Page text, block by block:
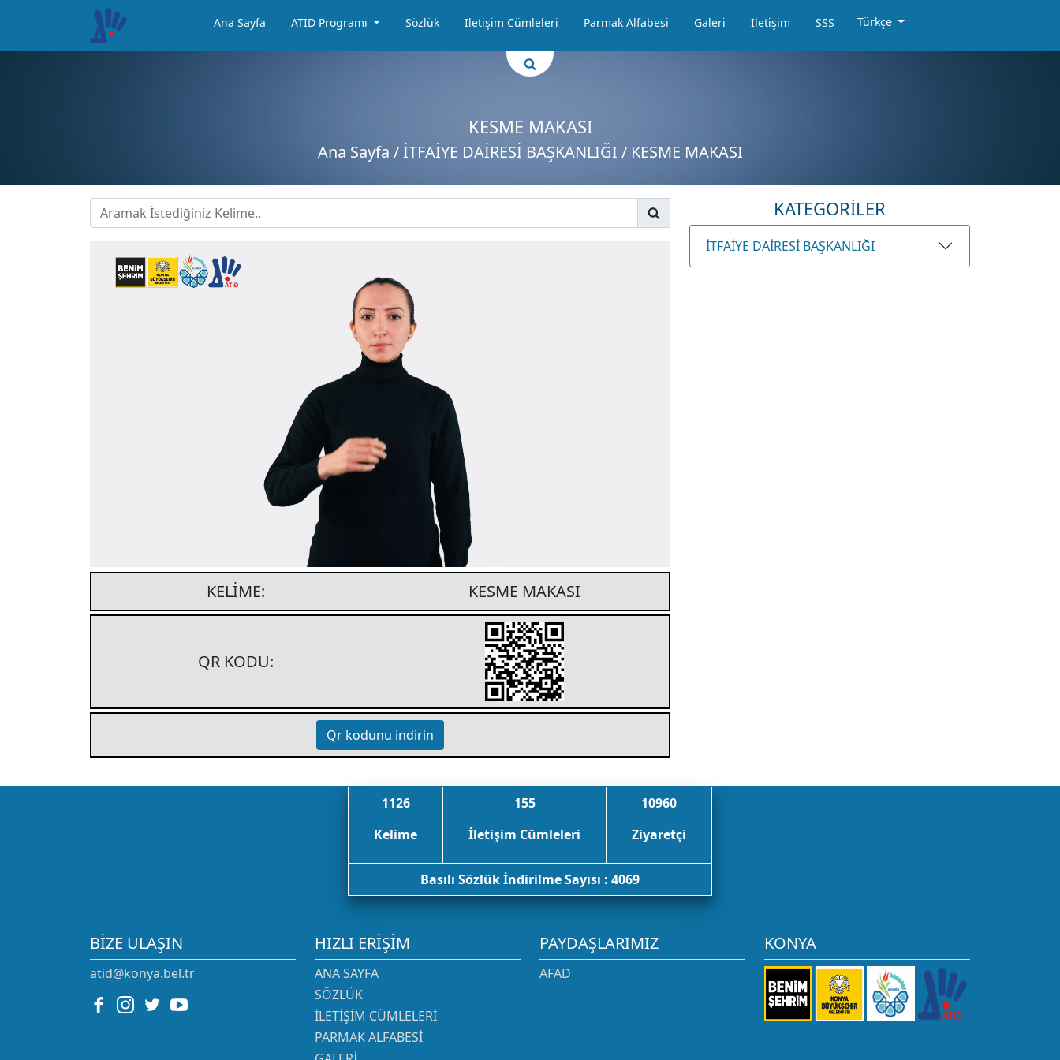
Ana Sayfa ATİD Programı Sözlük İletişim Cümleleri Parmak Alfabesi Galeri İletişim SSS Türkçe
KESME MAKASI
Ana Sayfa / İTFAİYE DAİRESİ BAŞKANLIĞI / KESME MAKASI
KELIME: KESME MAKASI
QR KODU:
Qr kodunu indirin
KATEGORİLER
İTFAİYE DAİRESİ BAŞKANLIĞI
1126
Kelime
155
İletişim Cümleleri
10960
Ziyaretçi
Basılı Sözlük İndirilme Sayısı : 4069
BIZE ULAŞIN
atid@konya.bel.tr
HIZLI ERIŞIM
ANA SAYFA
SÖZLÜK
İLETIŞIM CÜMLELERI
PARMAK ALFABESI
PAYDAŞLARIMIZ
AFAD
KONYA